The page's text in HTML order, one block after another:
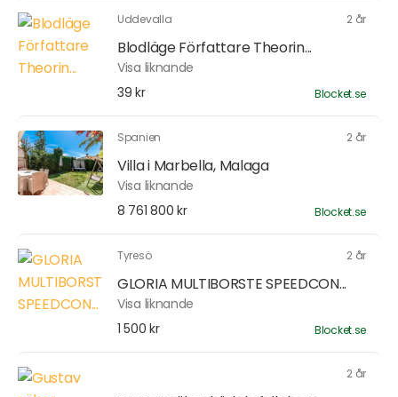
Uddevalla 2 år
Blodläge Författare Theorin...
Visa liknande
39 kr
Blocket.se
Spanien 2 år
Villa i Marbella, Malaga
Visa liknande
8 761 800 kr
Blocket.se
Tyresö 2 år
GLORIA MULTIBORSTE SPEEDCON...
Visa liknande
1 500 kr
Blocket.se
2 år